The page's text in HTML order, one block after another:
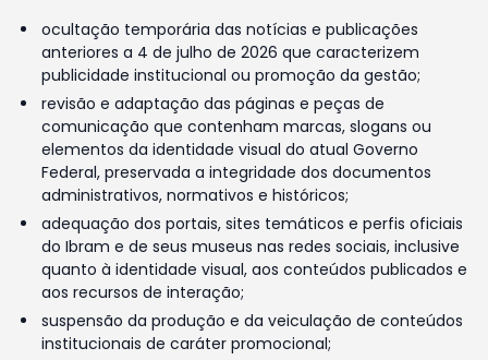
ocultação temporária das notícias e publicações
anteriores a 4 de julho de 2026 que caracterizem
publicidade institucional ou promoção da gestão;
revisão e adaptação das páginas e peças de
comunicação que contenham marcas, slogans ou
elementos da identidade visual do atual Governo
Federal, preservada a integridade dos documentos
administrativos, normativos e históricos;
adequação dos portais, sites temáticos e perfis oficiais
do Ibram e de seus museus nas redes sociais, inclusive
quanto à identidade visual, aos conteúdos publicados e
aos recursos de interação;
suspensão da produção e da veiculação de conteúdos
institucionais de caráter promocional;